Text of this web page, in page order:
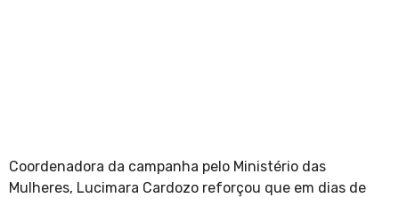
Coordenadora da campanha pelo Ministério das
Mulheres, Lucimara Cardozo reforçou que em dias de